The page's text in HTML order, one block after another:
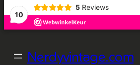
10
5 Reviews
Nerdyvintage.com